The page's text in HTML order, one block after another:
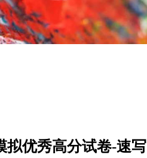
拟优秀高分试卷-速写